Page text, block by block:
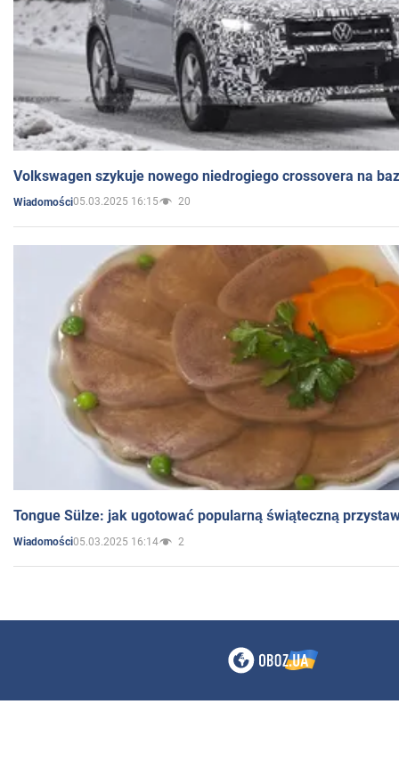
Volkswagen szykuje nowego niedrogiego crossovera na
Wiadomości05.03.2025 16:15 20
Tongue Sülze: jak ugotować popularną świąteczną
Wiadomości05.03.2025 16:14 2